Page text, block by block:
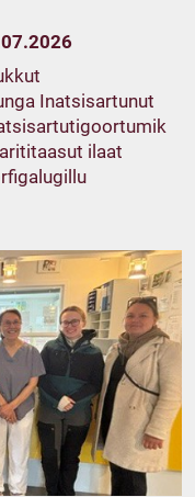
Inatsisartunut
ilaat